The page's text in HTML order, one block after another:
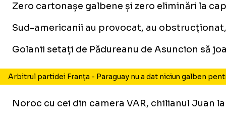
Zero cartonașe galbene și zero eliminări la
Sud-americanii au provocat, au
Golanii setați de Pădureanu de Asuncion să
Arbitrul partidei Franța - Paraguay nu a dat niciun galben
Noroc cu cei din camera VAR, chilianul Juan